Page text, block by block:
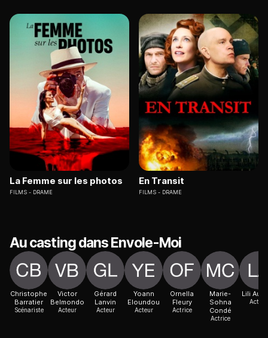
La Femme sur les photos
FILMS DRAME
En Transit
FILMS DRAME
Au casting dans Envole-Moi
Christophe
Barratier
Scénariste
Victor
Belmondo
Acteur
Gérard
Lanvin
Acteur
Yoann
Eloundou
Acteur
Ornella
Fleury
Actrice
Marie-
Sohna
Condé
Actrice
Lili
Acteur